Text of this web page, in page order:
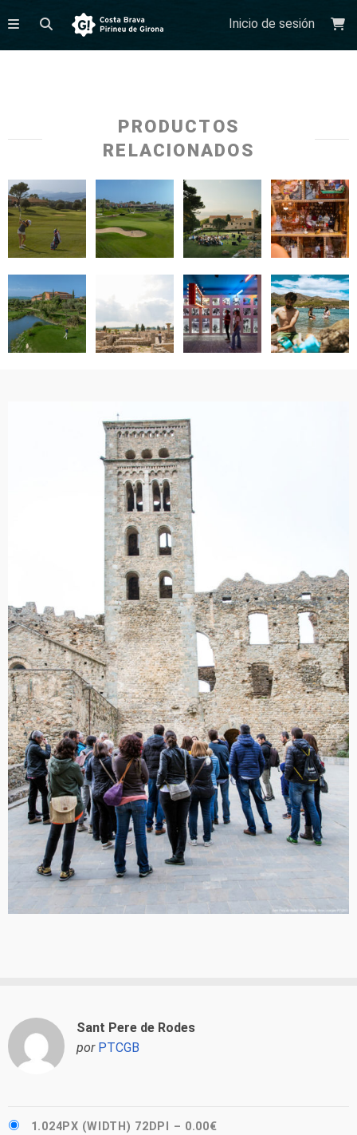
Inicio de sesión
PRODUCTOS
RELACIONADOS
Sant Pere de Rodes
por PTCGB
1.024PX (WIDTH) 72DPI – 0.00€